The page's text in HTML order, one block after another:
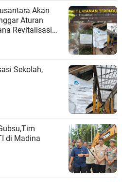
Akan
Aturan
Sekolah,
di Madina